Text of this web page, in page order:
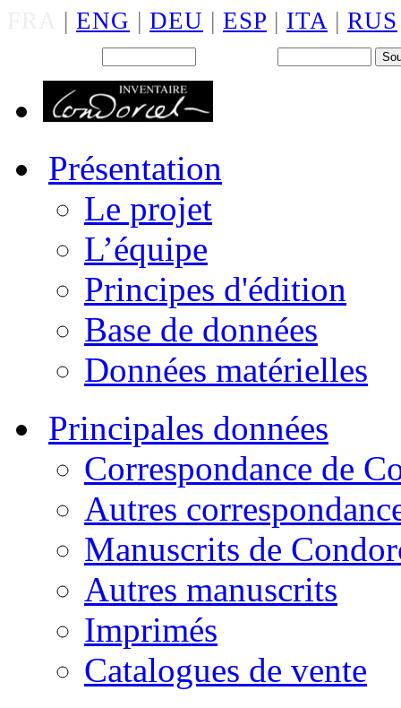
| ENG | DEU | ESP | ITA | RUS
Présentation
Le projet
L’équipe
Principes d'édition
Base de données
Données matérielles
Principales données
Correspondance de
Autres
Manuscrits de
Autres manuscrits
Imprimés
Catalogues de vente